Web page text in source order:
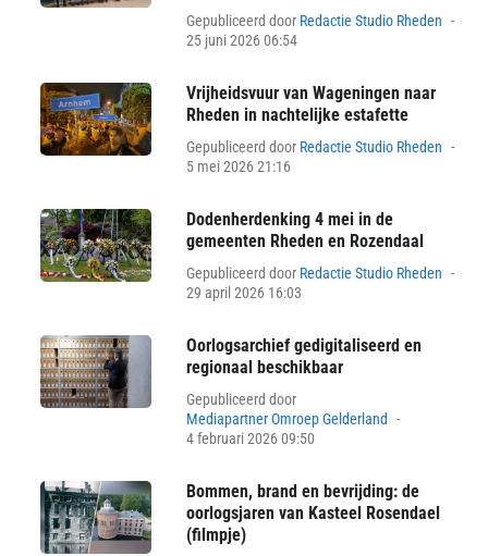
Gepubliceerd door Redactie Studio Rheden
25 juni 2026 06:54
Vrijheidsvuur van Wageningen naar
Rheden in nachtelijke estafette
Gepubliceerd door Redactie Studio Rheden
5 mei 2026 21:16
Dodenherdenking 4 mei in de
gemeenten Rheden en Rozendaal
Gepubliceerd door Redactie Studio Rheden
29 april 2026 16:03
Oorlogsarchief gedigitaliseerd en
regionaal beschikbaar
Gepubliceerd door
Mediapartner Omroep Gelderland
4 februari 2026 09:50
Bommen, brand en bevrijding: de
oorlogsjaren van Kasteel Rosendael
(filmpje)